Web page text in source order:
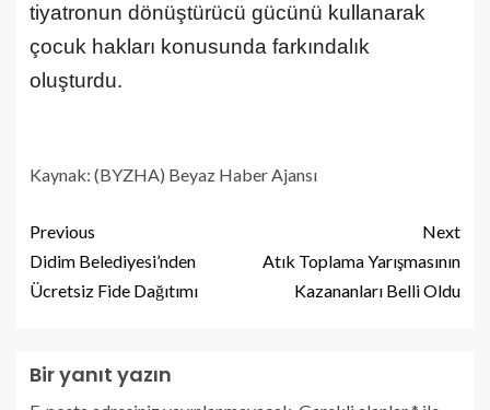
tiyatronun dönüştürücü gücünü kullanarak
çocuk hakları konusunda farkındalık
oluşturdu.
Kaynak: (BYZHA) Beyaz Haber Ajansı
Previous
Didim Belediyesi’nden
Ücretsiz Fide Dağıtımı
Next
Atık Toplama Yarışmasının
Kazananları Belli Oldu
Bir yanıt yazın